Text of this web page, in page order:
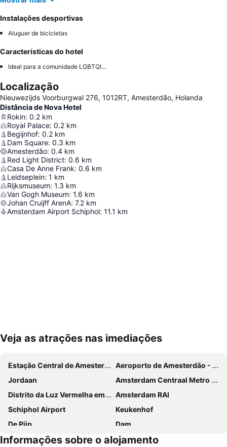
Instalações desportivas
Aluguer de bicicletas
Características do hotel
Ideal para a comunidade LGBTQIA+
Localização
Nieuwezijds Voorburgwal 276, 1012RT, Amesterdão, Holanda
Distância de Nova Hotel
Rokin: 0.2 km
Royal Palace: 0.2 km
Begijnhof: 0.2 km
Dam Square: 0.3 km
Amesterdão: 0.4 km
Red Light District: 0.6 km
Casa De Anne Frank: 0.6 km
Leidseplein: 1 km
Rijksmuseum: 1.3 km
Van Gogh Museum: 1.6 km
Johan Cruijff ArenA: 7.2 km
Amsterdam Airport Schiphol: 11.1 km
Ampliar mapa
Veja as atrações nas imediações
Estação Central de Amesterdão
Aeroporto de Amesterdão - Schiphol
Jordaan
Amsterdam Centraal Metro Station
Distrito da Luz Vermelha em Amesterdão
Amsterdam RAI
Schiphol Airport
Keukenhof
De Pijp
Dam
Amsterdam ArenA
Ziggo Dome
Informações sobre o alojamento